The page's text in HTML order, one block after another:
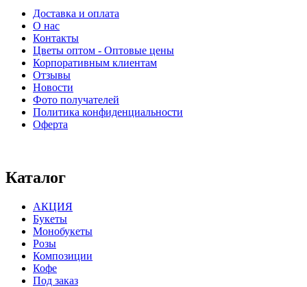
Доставка и оплата
О нас
Контакты
Цветы оптом - Оптовые цены
Корпоративным клиентам
Отзывы
Новости
Фото получателей
Политика конфиденциальности
Оферта
Каталог
АКЦИЯ
Букеты
Монобукеты
Розы
Композиции
Кофе
Под заказ